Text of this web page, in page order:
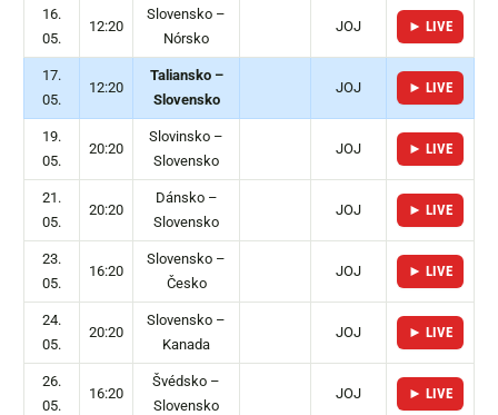
16.
05.
12:20
Slovensko –
Nórsko
JOJ ► LIVE
17.
05.
12:20
Taliansko –
Slovensko
JOJ ► LIVE
19.
05.
20:20
Slovinsko –
Slovensko
JOJ ► LIVE
21.
05.
20:20
Dánsko –
Slovensko
JOJ ► LIVE
23.
05.
16:20
Slovensko –
Česko
JOJ ► LIVE
24.
05.
20:20
Slovensko –
Kanada
JOJ ► LIVE
26.
05.
16:20
Švédsko –
Slovensko
JOJ ► LIVE